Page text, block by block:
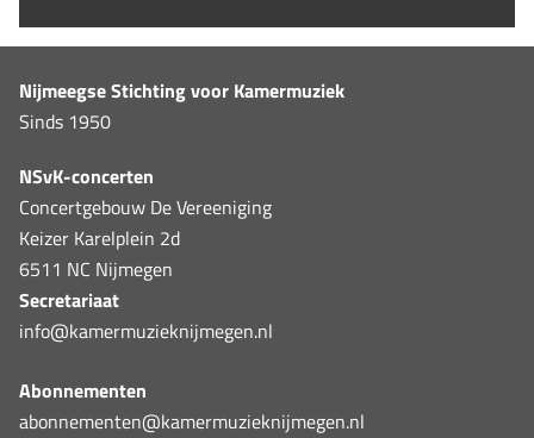
Nijmeegse Stichting voor Kamermuziek
Sinds 1950
NSvK-concerten
Concertgebouw De Vereeniging
Keizer Karelplein 2d
6511 NC Nijmegen
Secretariaat
info@kamermuzieknijmegen.nl
Abonnementen
abonnementen@kamermuzieknijmegen.nl